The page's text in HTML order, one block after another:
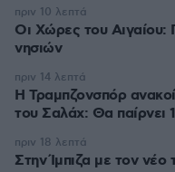
Οι Xώρες του
νησιών
πριν 10 λεπτά
Η Τραμπζονσπόρ
του Σαλάχ: Θα παίρνει
πριν 14 λεπτά
Στην Ίμπιζα με τον
πριν 18 λεπτά